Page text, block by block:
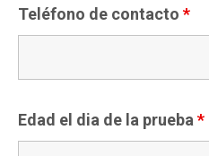
Teléfono de contacto *
Edad el dia de la prueba *